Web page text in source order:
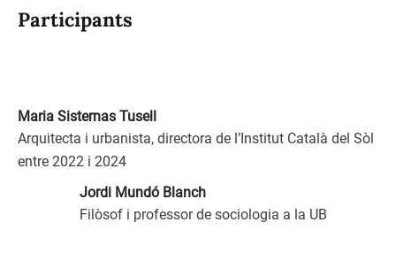
Participants
Maria Sisternas Tusell
Arquitecta i urbanista, directora de l’Institut Català del Sòl
entre 2022 i 2024
Jordi Mundó Blanch
Filòsof i professor de sociologia a la UB